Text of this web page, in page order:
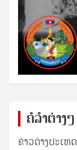
ຄໍລຳຕ່າງໆ
ຂ່າວຕ່າງປະເທດ